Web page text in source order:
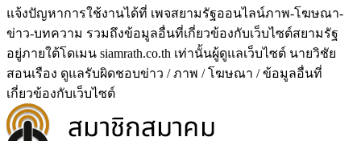
แจ้งปัญหาการใช้งานได้ที่ เพจสยามรัฐออนไลน์ภาพ-โฆษณา-
ข่าว-บทความ รวมถึงข้อมูลอื่นที่เกี่ยวข้องกับเว็บไซต์สยามรัฐ
อยู่ภายใต้โดเมน siamrath.co.th เท่านั้นผู้ดูแลเว็บไซต์ นายวิชัย
สอนเรือง ดูแลรับผิดชอบข่าว / ภาพ / โฆษณา / ข้อมูลอื่นที่
เกี่ยวข้องกับเว็บไซต์